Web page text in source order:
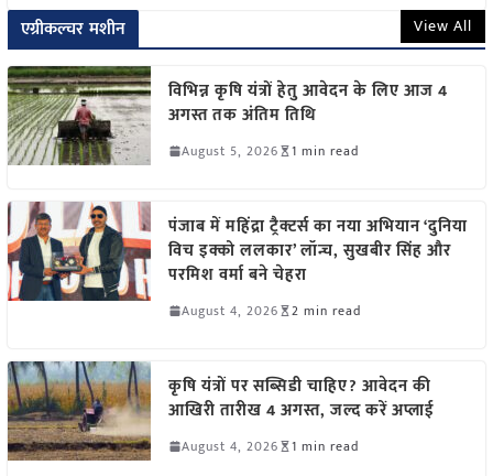
एग्रीकल्चर मशीन View All
विभिन्न कृषि यंत्रों हेतु आवेदन के लिए आज 4
अगस्त तक अंतिम तिथि
August 5, 2026 1 min read
पंजाब में महिंद्रा ट्रैक्टर्स का नया अभियान ‘दुनिया
विच इक्को ललकार’ लॉन्च, सुखबीर सिंह और
परमिश वर्मा बने चेहरा
August 4, 2026 2 min read
कृषि यंत्रों पर सब्सिडी चाहिए? आवेदन की
आखिरी तारीख 4 अगस्त, जल्द करें अप्लाई
August 4, 2026 1 min read